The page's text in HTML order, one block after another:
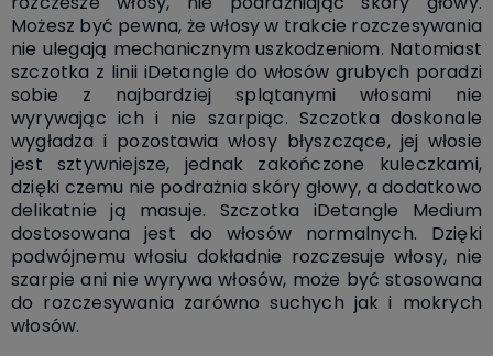
Możesz być pewna, że włosy w trakcie rozczesywania
nie ulegają mechanicznym uszkodzeniom. Natomiast
szczotka z linii iDetangle do włosów grubych poradzi
sobie z najbardziej splątanymi włosami nie
wyrywając ich i nie szarpiąc. Szczotka doskonale
wygładza i pozostawia włosy błyszczące, jej włosie
jest sztywniejsze, jednak zakończone kuleczkami,
dzięki czemu nie podrażnia skóry głowy, a dodatkowo
delikatnie ją masuje. Szczotka iDetangle Medium
dostosowana jest do włosów normalnych. Dzięki
podwójnemu włosiu dokładnie rozczesuje włosy, nie
szarpie ani nie wyrywa włosów, może być stosowana
do rozczesywania zarówno suchych jak i mokrych
włosów.